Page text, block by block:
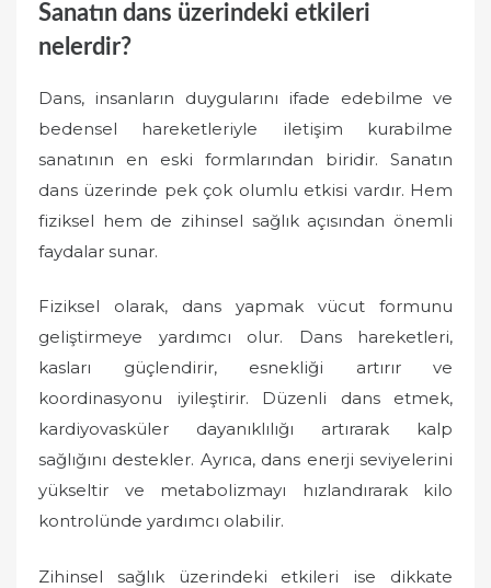
Sanatın dans üzerindeki etkileri
nelerdir?
Dans, insanların duygularını ifade edebilme ve
bedensel hareketleriyle iletişim kurabilme
sanatının en eski formlarından biridir. Sanatın
dans üzerinde pek çok olumlu etkisi vardır. Hem
fiziksel hem de zihinsel sağlık açısından önemli
faydalar sunar.
Fiziksel olarak, dans yapmak vücut formunu
geliştirmeye yardımcı olur. Dans hareketleri,
kasları güçlendirir, esnekliği artırır ve
koordinasyonu iyileştirir. Düzenli dans etmek,
kardiyovasküler dayanıklılığı artırarak kalp
sağlığını destekler. Ayrıca, dans enerji seviyelerini
yükseltir ve metabolizmayı hızlandırarak kilo
kontrolünde yardımcı olabilir.
Zihinsel sağlık üzerindeki etkileri ise dikkate